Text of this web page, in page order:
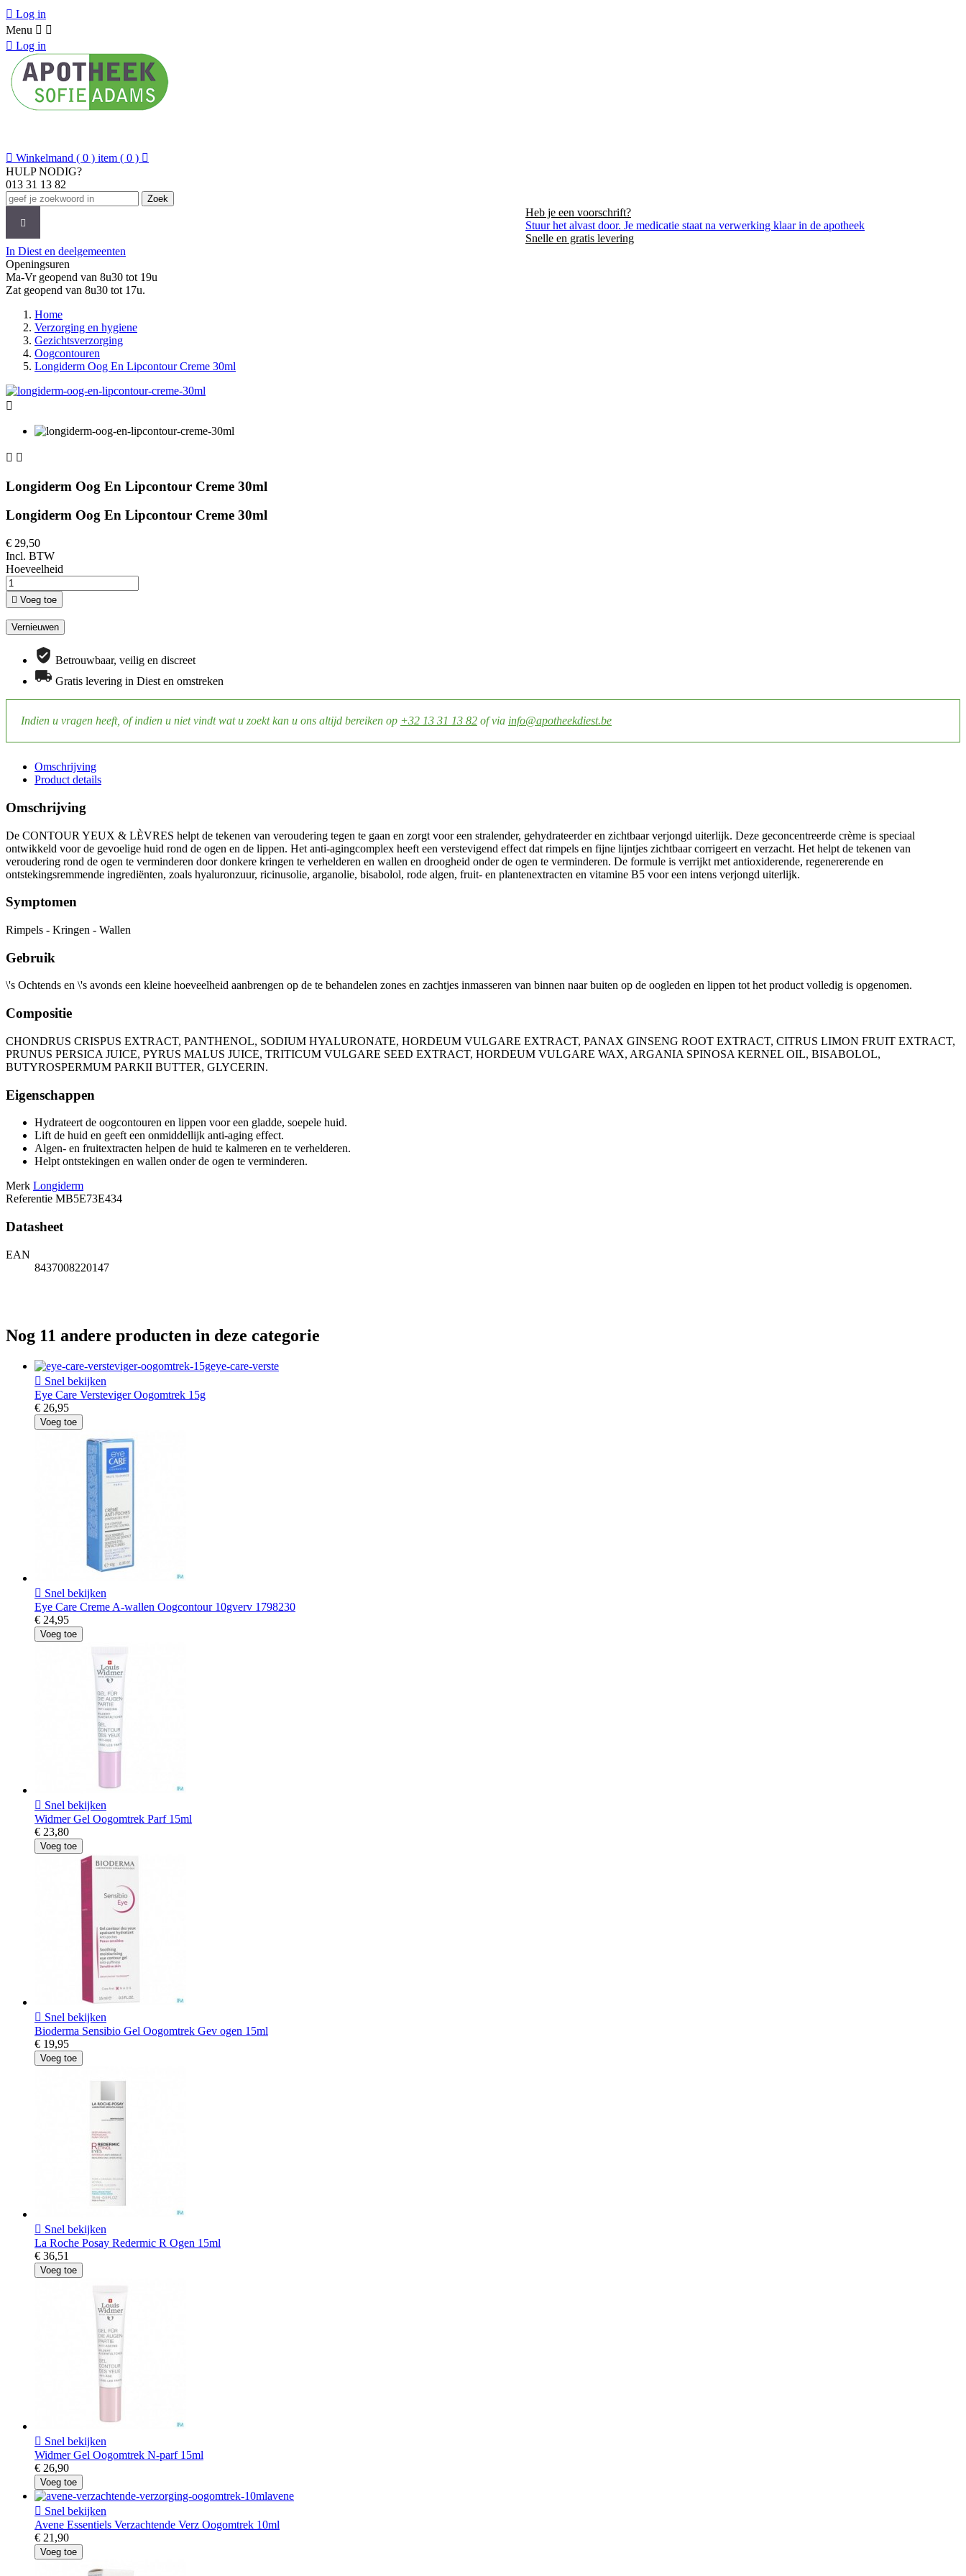
 Log in
Menu  
 Log in
 Winkelmand ( 0 ) item ( 0 ) 
HULP NODIG?
013 31 13 82
Zoek
Heb je een voorschrift?
Stuur het alvast door. Je medicatie staat na verwerking klaar in de apotheek
Snelle en gratis levering
In Diest en deelgemeenten
Openingsuren
Ma-Vr geopend van 8u30 tot 19u
Zat geopend van 8u30 tot 17u.
Home
Verzorging en hygiene
Gezichtsverzorging
Oogcontouren
Longiderm Oog En Lipcontour Creme 30ml

 
Longiderm Oog En Lipcontour Creme 30ml
Longiderm Oog En Lipcontour Creme 30ml
€ 29,50
Incl. BTW
Hoeveelheid
 Voeg toe
Betrouwbaar, veilig en discreet
Gratis levering in Diest en omstreken
Indien u vragen heeft, of indien u niet vindt wat u zoekt kan u ons altijd bereiken op +32 13 31 13 82 of via info@apotheekdiest.be
Omschrijving
Product details
Omschrijving
De CONTOUR YEUX & LÈVRES helpt de tekenen van veroudering tegen te gaan en zorgt voor een stralender, gehydrateerder en zichtbaar verjongd uiterlijk. Deze geconcentreerde crème is speciaal
ontwikkeld voor de gevoelige huid rond de ogen en de lippen. Het anti-agingcomplex heeft een verstevigend effect dat rimpels en fijne lijntjes zichtbaar corrigeert en verzacht. Het helpt de tekenen van
veroudering rond de ogen te verminderen door donkere kringen te verhelderen en wallen en droogheid onder de ogen te verminderen. De formule is verrijkt met antioxiderende, regenererende en
ontstekingsremmende ingrediënten, zoals hyaluronzuur, ricinusolie, arganolie, bisabolol, rode algen, fruit- en plantenextracten en vitamine B5 voor een intens verjongd uiterlijk.
Symptomen
Rimpels - Kringen - Wallen
Gebruik
\'s Ochtends en \'s avonds een kleine hoeveelheid aanbrengen op de te behandelen zones en zachtjes inmasseren van binnen naar buiten op de oogleden en lippen tot het product volledig is opgenomen.
Compositie
CHONDRUS CRISPUS EXTRACT, PANTHENOL, SODIUM HYALURONATE, HORDEUM VULGARE EXTRACT, PANAX GINSENG ROOT EXTRACT, CITRUS LIMON FRUIT EXTRACT,
PRUNUS PERSICA JUICE, PYRUS MALUS JUICE, TRITICUM VULGARE SEED EXTRACT, HORDEUM VULGARE WAX, ARGANIA SPINOSA KERNEL OIL, BISABOLOL,
BUTYROSPERMUM PARKII BUTTER, GLYCERIN.
Eigenschappen
Hydrateert de oogcontouren en lippen voor een gladde, soepele huid.
Lift de huid en geeft een onmiddellijk anti-aging effect.
Algen- en fruitextracten helpen de huid te kalmeren en te verhelderen.
Helpt ontstekingen en wallen onder de ogen te verminderen.
Merk Longiderm
Referentie MB5E73E434
Datasheet
EAN
8437008220147
Nog 11 andere producten in deze categorie
 Snel bekijken
Eye Care Versteviger Oogomtrek 15g
€ 26,95
Voeg toe
 Snel bekijken
Eye Care Creme A-wallen Oogcontour 10gverv 1798230
€ 24,95
Voeg toe
 Snel bekijken
Widmer Gel Oogomtrek Parf 15ml
€ 23,80
Voeg toe
 Snel bekijken
Bioderma Sensibio Gel Oogomtrek Gev ogen 15ml
€ 19,95
Voeg toe
 Snel bekijken
La Roche Posay Redermic R Ogen 15ml
€ 36,51
Voeg toe
 Snel bekijken
Widmer Gel Oogomtrek N-parf 15ml
€ 26,90
Voeg toe
 Snel bekijken
Avene Essentiels Verzachtende Verz Oogomtrek 10ml
€ 21,90
Voeg toe